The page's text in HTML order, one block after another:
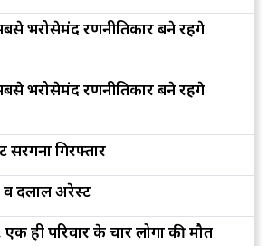
भरोसेमंद रणनीतिकार बने रहेंगे
भरोसेमंद रणनीतिकार बने रहेंगे
सरगना गिरफ्तार
व दलाल अरेस्ट
ही परिवार के चार लोगों की मौत